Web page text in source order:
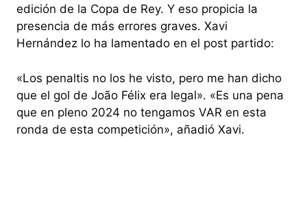
edición de la Copa de Rey. Y eso propicia la
presencia de más errores graves. Xavi
Hernández lo ha lamentado en el post partido:
«Los penaltis no los he visto, pero me han dicho
que el gol de João Félix era legal». «Es una pena
que en pleno 2024 no tengamos VAR en esta
ronda de esta competición», añadió Xavi.